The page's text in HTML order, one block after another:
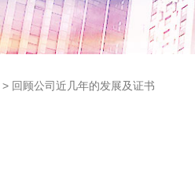
> 回顾公司近几年的发展及证书